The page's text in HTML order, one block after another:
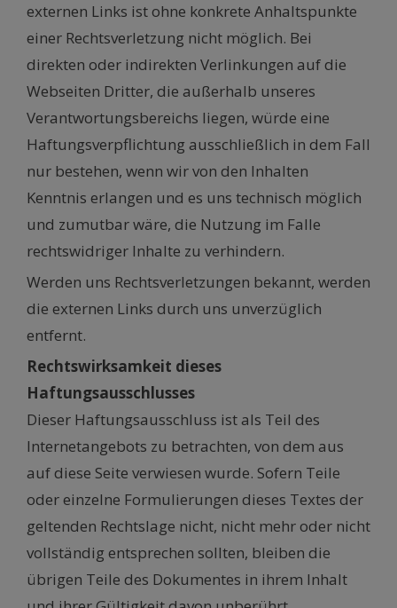
externen Links ist ohne konkrete Anhaltspunkte
einer Rechtsverletzung nicht möglich. Bei
direkten oder indirekten Verlinkungen auf die
Webseiten Dritter, die außerhalb unseres
Verantwortungsbereichs liegen, würde eine
Haftungsverpflichtung ausschließlich in dem Fall
nur bestehen, wenn wir von den Inhalten
Kenntnis erlangen und es uns technisch möglich
und zumutbar wäre, die Nutzung im Falle
rechtswidriger Inhalte zu verhindern.
Werden uns Rechtsverletzungen bekannt, werden
die externen Links durch uns unverzüglich
entfernt.
Rechtswirksamkeit dieses
Haftungsausschlusses
Dieser Haftungsausschluss ist als Teil des
Internetangebots zu betrachten, von dem aus
auf diese Seite verwiesen wurde. Sofern Teile
oder einzelne Formulierungen dieses Textes der
geltenden Rechtslage nicht, nicht mehr oder nicht
vollständig entsprechen sollten, bleiben die
übrigen Teile des Dokumentes in ihrem Inhalt